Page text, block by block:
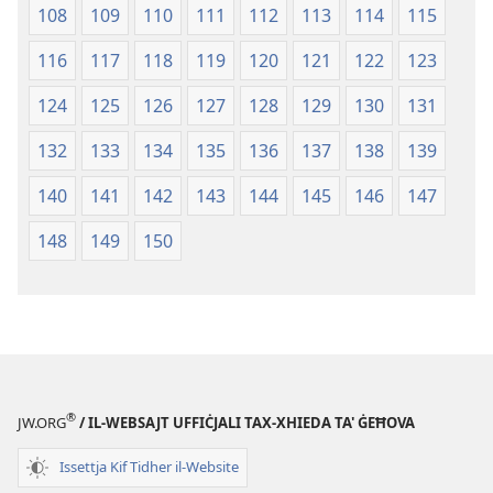
108
109 110 111 112 113 114
115
116
117 118 119 120 121 122
123
124
125 126 127 128 129 130
131
132
133 134 135 136 137 138
139
140
141 142 143 144 145 146
147
148
149 150
JW.ORG® / IL-WEBSAJT UFFIĊJALI TAX-XHIEDA TA' ĠEĦOVA
Issettja Kif Tidher il-Website